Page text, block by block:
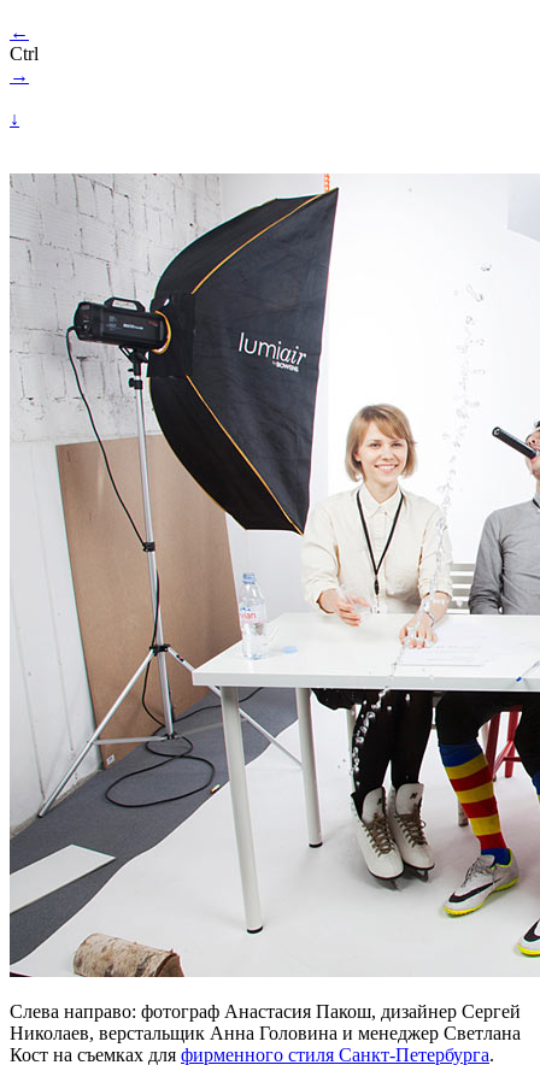
←
Ctrl
→
↓
Слева направо: фотограф Анастасия Пакош, дизайнер Сергей
Николаев, верстальщик Анна Головина и менеджер Светлана
Кост на съемках для фирменного стиля Санкт-Петербурга.